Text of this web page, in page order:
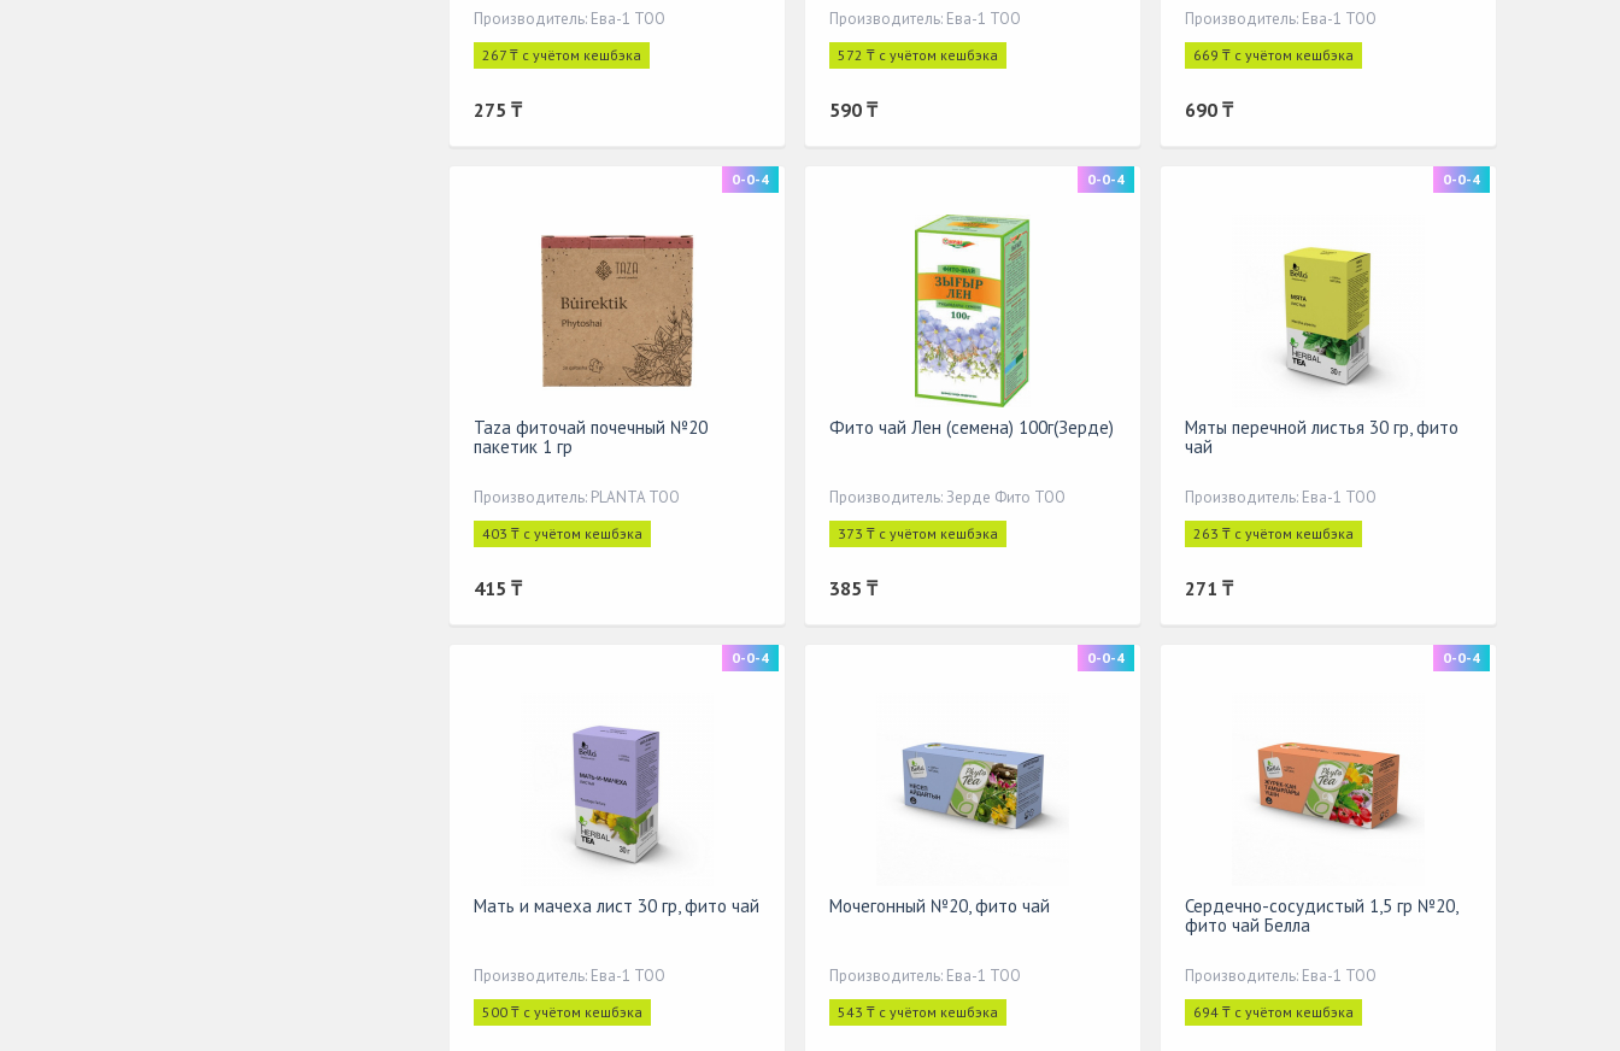
Производитель: Ева-1 ТОО
267 ₸ с учётом кешбэка
275 ₸
Производитель: Ева-1 ТОО
572 ₸ с учётом кешбэка
590 ₸
Производитель: Ева-1 ТОО
669 ₸ с учётом кешбэка
690 ₸
0-0-4
Taza фиточай почечный №20
пакетик 1 гр
Производитель: PLANTA ТОО
403 ₸ с учётом кешбэка
415 ₸
0-0-4
Фито чай Лен (семена) 100г(Зерде)
Производитель: Зерде Фито ТОО
373 ₸ с учётом кешбэка
385 ₸
0-0-4
Мяты перечной листья 30 гр, фито
чай
Производитель: Ева-1 ТОО
263 ₸ с учётом кешбэка
271 ₸
0-0-4
Мать и мачеха лист 30 гр, фито чай
Производитель: Ева-1 ТОО
500 ₸ с учётом кешбэка
0-0-4
Мочегонный №20, фито чай
Производитель: Ева-1 ТОО
543 ₸ с учётом кешбэка
0-0-4
Сердечно-сосудистый 1,5 гр №20,
фито чай Белла
Производитель: Ева-1 ТОО
694 ₸ с учётом кешбэка